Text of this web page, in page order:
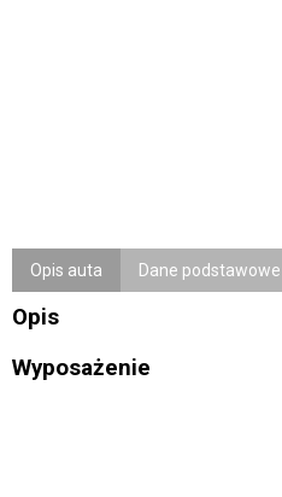
Opis auta Dane podstawowe
Opis
Wyposażenie